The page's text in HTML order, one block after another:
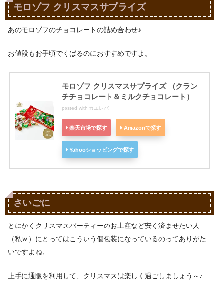
モロゾフ クリスマスサプライズ
あのモロゾフのチョコレートの詰め合わせ♪
お値段もお手頃でくばるのにおすすめですよ。
モロゾフ クリスマスサプライズ （クラン
チチョコレート＆ミルクチョコレート）
posted with カエレバ
楽天市場で探す Amazonで探す
Yahooショッピングで探す
さいごに
とにかくクリスマスパーティーのお土産など安く済ませたい人
（私ｗ）にとってはこういう個包装になっているのってありがた
いですよね。
上手に通販を利用して、クリスマスは楽しく過ごしましょう～♪